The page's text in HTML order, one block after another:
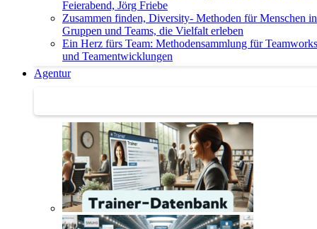
Feierabend, Jörg Friebe
Zusammen finden, Diversity- Methoden für Menschen in
Gruppen und Teams, die Vielfalt erleben
Ein Herz fürs Team: Methodensammlung für
und Teamentwicklungen
Agentur